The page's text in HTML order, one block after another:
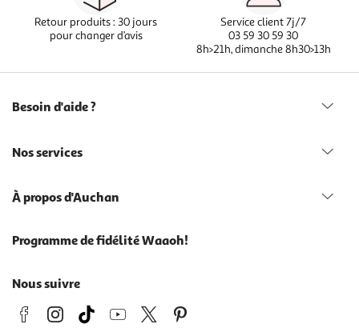
Retour produits : 30 jours
pour changer d’avis
Service client 7j/7
03 59 30 59 30
8h>21h, dimanche 8h30>13h
Besoin d'aide ?
Nos services
À propos d'Auchan
Programme de fidélité Waaoh!
Nous suivre